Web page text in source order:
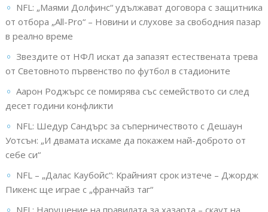
NFL: „Маями Долфинс“ удължават договора с защитника
от отбора „All-Pro“ – Новини и слухове за свободния пазар
в реално време
Звездите от НФЛ искат да запазят естествената трева
от Световното първенство по футбол в стадионите
Аарон Роджърс се помирява със семейството си след
десет години конфликти
NFL: Шедур Сандърс за съперничеството с Дешаун
Уотсън: „И двамата искаме да покажем най-доброто от
себе си“
NFL – „Далас Каубойс“: Крайният срок изтече – Джордж
Пикенс ще играе с „франчайз таг“
NFL: Нарушение на правилата за хазарта – скаут на